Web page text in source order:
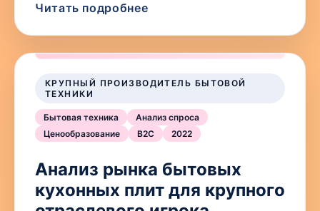
Читать подробнее
КРУПНЫЙ ПРОИЗВОДИТЕЛЬ БЫТОВОЙ
ТЕХНИКИ
Бытовая техника
Анализ спроса
Ценообразование
B2C 2022
Анализ рынка бытовых
кухонных плит для крупного